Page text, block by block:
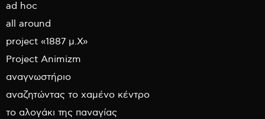
ad hoc
all around
project «1887 μ.Χ»
Project Animizm
αναγνωστήριο
αναζητώντας το χαμένο κέντρο
το αλογάκι της παναγίας